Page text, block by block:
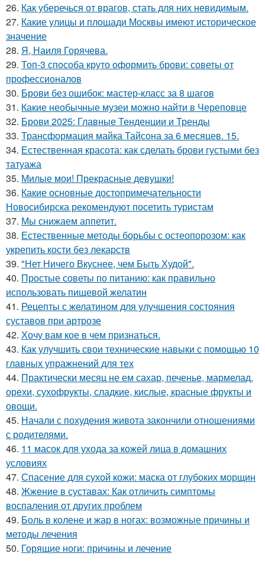
26. Как уберечься от врагов, стать для них невидимым.
27. Какие улицы и площади Москвы имеют историческое
значение
28. Я, Наиля Горячева.
29. Топ-3 способа круто оформить брови: советы от
профессионалов
30. Брови без ошибок: мастер-класс за 8 шагов
31. Какие необычные музеи можно найти в Череповце
32. Брови 2025: Главные Тенденции и Тренды
33. Трансформация майка Тайсона за 6 месяцев. 15.
34. Естественная красота: как сделать брови густыми без
татуажа
35. Милые мои! Прекрасные девушки!
36. Какие основные достопримечательности
Новосибирска рекомендуют посетить туристам
37. Мы снижаем аппетит.
38. Естественные методы борьбы с остеопорозом: как
укрепить кости без лекарств
39. "Нет Ничего Вкуснее, чем Быть Худой".
40. Простые советы по питанию: как правильно
использовать пищевой желатин
41. Рецепты с желатином для улучшения состояния
суставов при артрозе
42. Хочу вам кое в чем признаться.
43. Как улучшить свои технические навыки с помощью 10
главных упражнений для тех
44. Практически месяц не ем сахар, печенье, мармелад,
орехи, сухофрукты, сладкие, кислые, красные фрукты и
овощи.
45. Начали с похудения живота закончили отношениями
с родителями.
46. 11 масок для ухода за кожей лица в домашних
условиях
47. Спасение для сухой кожи: маска от глубоких морщин
48. Жжение в суставах: Как отличить симптомы
воспаления от других проблем
49. Боль в колене и жар в ногах: возможные причины и
методы лечения
50. Горящие ноги: причины и лечение